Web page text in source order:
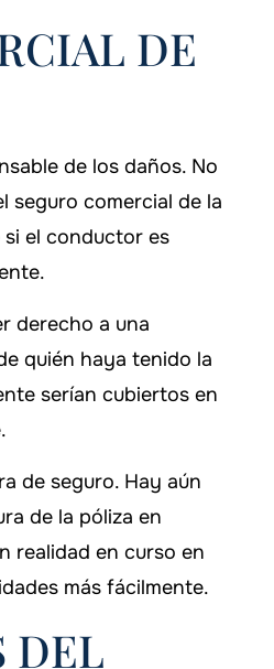
DE
de los daños. No
seguro comercial de la
el conductor es
derecho a una
quién haya tenido la
serían cubiertos en
de seguro. Hay aún
de la póliza en
realidad en curso en
más fácilmente.
DEL
accidentados